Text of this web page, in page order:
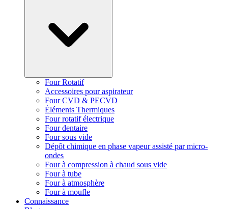
Four Rotatif
Accessoires pour aspirateur
Four CVD & PECVD
Éléments Thermiques
Four rotatif électrique
Four dentaire
Four sous vide
Dépôt chimique en phase vapeur assisté par micro-
ondes
Four à compression à chaud sous vide
Four à tube
Four à atmosphère
Four à moufle
Connaissance